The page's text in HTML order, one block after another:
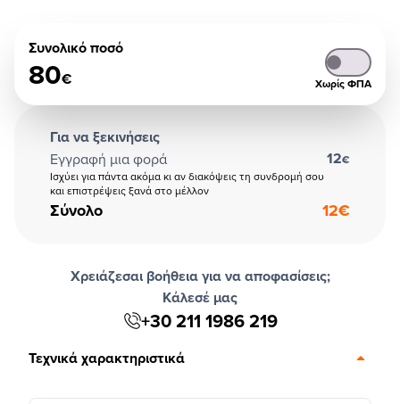
Συνολικό ποσό
80€ Χωρίς ΦΠΑ
Για να ξεκινήσεις
Εγγραφή μια φορά
Ισχύει για πάντα ακόμα κι αν διακόψεις τη συνδρομή σου
και επιστρέψεις ξανά στο μέλλον
12€
Σύνολο 12€
Χρειάζεσαι βοήθεια για να αποφασίσεις;
Κάλεσέ μας
+30 211 1986 219
Τεχνικά χαρακτηριστικά